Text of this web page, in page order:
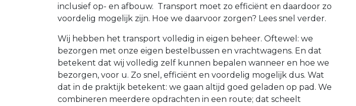
inclusief op- en afbouw. Transport moet zo efficiënt en daardoor zo
voordelig mogelijk zijn. Hoe we daarvoor zorgen? Lees snel verder.
Wij hebben het transport volledig in eigen beheer. Oftewel: we
bezorgen met onze eigen bestelbussen en vrachtwagens. En dat
betekent dat wij volledig zelf kunnen bepalen wanneer en hoe we
bezorgen, voor u. Zo snel, efficiënt en voordelig mogelijk dus. Wat
dat in de praktijk betekent: we gaan altijd goed geladen op pad. We
combineren meerdere opdrachten in een route; dat scheelt